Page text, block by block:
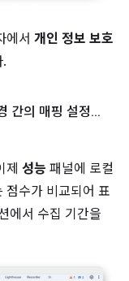
에서 개인 정보 보호
간의 매핑 설정...
성능 패널에 로컬
점수가 비교되어 표
에서 수집 기간을